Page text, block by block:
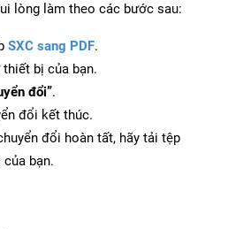
lòng làm theo các bước sau:
SXC sang PDF.
bị của bạn.
đổi”.
đổi kết thúc.
đổi hoàn tất, hãy tải tệp
của bạn.